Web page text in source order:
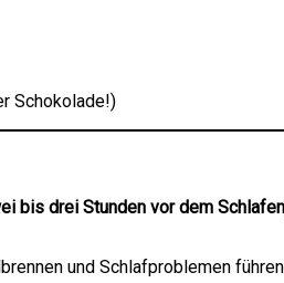
Schokolade!)
bis drei Stunden vor dem
und Schlafproblemen